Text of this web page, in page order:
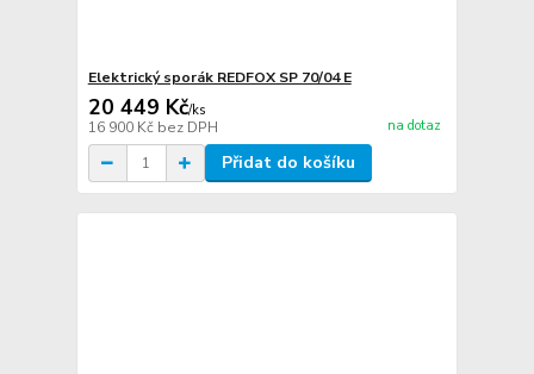
Elektrický sporák REDFOX SP 70/04 E
20 449 Kč/ks
16 900 Kč bez DPH na dotaz
Přidat do košíku